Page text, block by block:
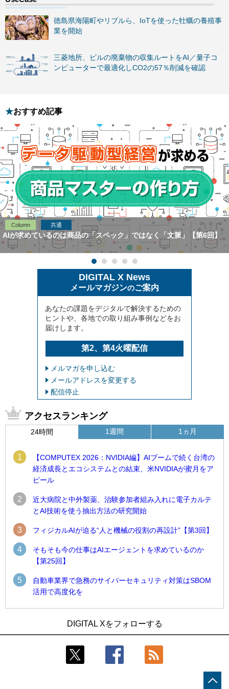
徳島県海陽町やリブルら、IoTを使った牡蠣の養殖事
業を開始
三菱地所、ビルの廃棄物の収集ルートをAI／量子コ
ンピューターで最適化しCO2の57％削減を確認
おすすめ記事
Column 共通
AIが求めているのは商品の「スペック」ではなく「文脈」【第6回】
DIGITAL X News
メールマガジンのご案内
あなたの課題をデジタルで解決するための
ヒントや、各地での取り組み事例などをお
届けします。
第2、第4火曜配信
メルマガを申し込む
メールアドレスを変更する
配信停止
アクセスランキング
24時間
1
【COMPUTEX 2026：NVIDIA編】AIブームで続く台湾の
経済成長とエコシステムとの結束、米NVIDIAが蜜月をア
ピール
2
近大病院と中外製薬、治験参加者組み入れに電子カルテ
とAI技術を使う抽出方法の研究開始
3 フィジカルAIが迫る“人と機械の役割の再設計”【第3回】
4
そもそも今の仕事はAIエージェントを求めているのか
【第25回】
5
自動車業界で急務のサイバーセキュリティ対策はSBOM
活用で高度化を
1週間
技術を使う抽出方法の研究開始
Umios、消費者起点の販売計画策定に向けたAIシステムを本格
【COMPUTEX 2026：Arm編】チップ自社製造で鍵を握る台
1ヵ月
合基盤を本格稼働
鹿島建設、鋼管柱へのコンクリート充填時の異常を検出する
AIを遠隔監視システムに実装
近大病院と中外製薬、治験参加者組み入れに電子カルテとAI
DIGITAL Xをフォローする